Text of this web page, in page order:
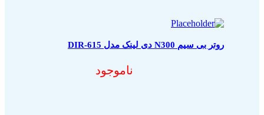
روتر بی سیم N300 دی لینک مدل DIR-615
ناموجود